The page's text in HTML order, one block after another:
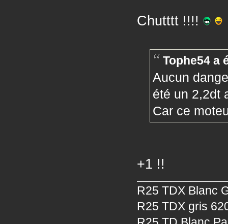
Chutttt !!!!
Tophe54 a
Aucun
été un 2,2dt
Car ce
+1 !!
R25 TDX Blanc
R25 TDX gris